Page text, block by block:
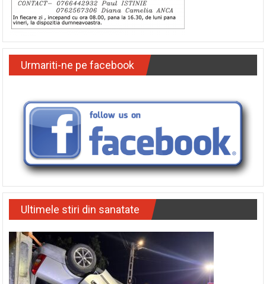
Urmariti-ne pe facebook
Ultimele stiri din sanatate